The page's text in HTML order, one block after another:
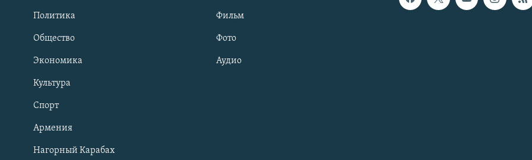
Политика
Общество
Экономика
Культура
Спорт
Армения
Нагорный Карабах
Фильм
Фото
Аудио